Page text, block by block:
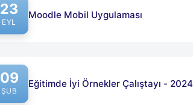
Yayın tarihi: 23 Eylül 2024
23
EYL
Moodle Mobil Uygulaması
Yayın tarihi: 09 Şubat 2024
09
ŞUB
Eğitimde İyi Örnekler Çalıştayı - 2024